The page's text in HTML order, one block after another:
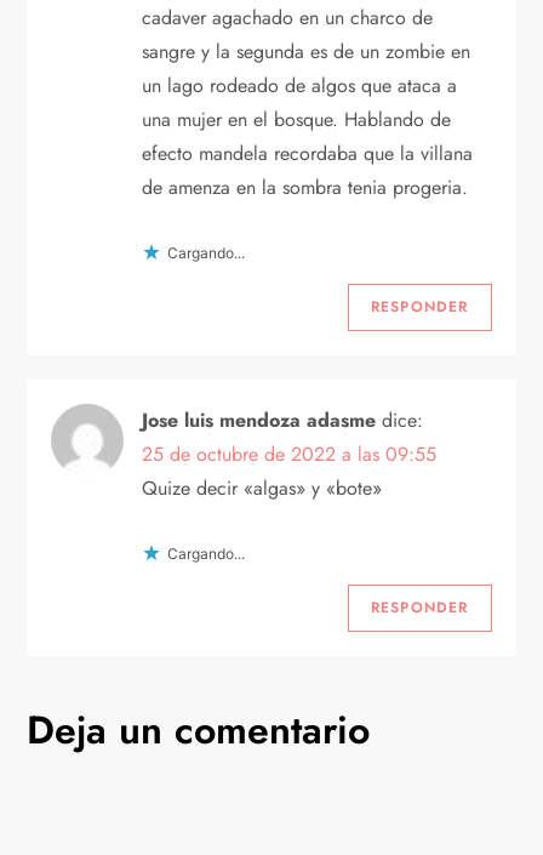
cadaver agachado en un charco de
sangre y la segunda es de un zombie en
un lago rodeado de algos que ataca a
una mujer en el bosque. Hablando de
efecto mandela recordaba que la villana
de amenza en la sombra tenia progeria.
Cargando...
RESPONDER
Jose luis mendoza adasme dice:
25 de octubre de 2022 a las 09:55
Quize decir «algas» y «bote»
Cargando...
RESPONDER
Deja un comentario